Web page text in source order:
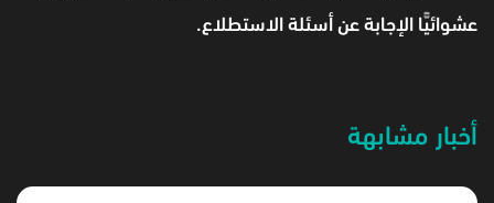
عشوائيًّا الإجابة عن أسئلة الاستطلاع.
أخبار مشابهة